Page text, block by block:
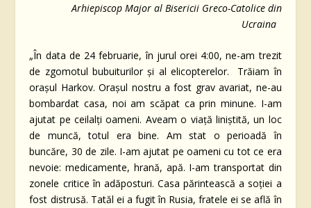
Arhiepiscop Major al Bisericii Greco-Catolice din
Ucraina
„În data de 24 februarie, în jurul orei 4:00, ne-am trezit
de zgomotul bubuiturilor și al elicopterelor. Trăiam în
orașul Harkov. Orașul nostru a fost grav avariat, ne-au
bombardat casa, noi am scăpat ca prin minune. I-am
ajutat pe ceilalți oameni. Aveam o viață liniștită, un loc
de muncă, totul era bine. Am stat o perioadă în
buncăre, 30 de zile. I-am ajutat pe oameni cu tot ce era
nevoie: medicamente, hrană, apă. I-am transportat din
zonele critice în adăposturi. Casa părintească a soției a
fost distrusă. Tatăl ei a fugit în Rusia, fratele ei se află în